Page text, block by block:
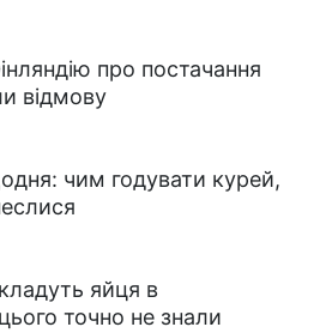
про постачання
відмову
чим годувати курей,
яйця в
точно не знали